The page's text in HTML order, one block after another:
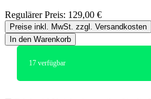
Regulärer Preis: 129,00 €
Preise inkl. MwSt. zzgl. Versandkosten
In den Warenkorb
17 verfügbar